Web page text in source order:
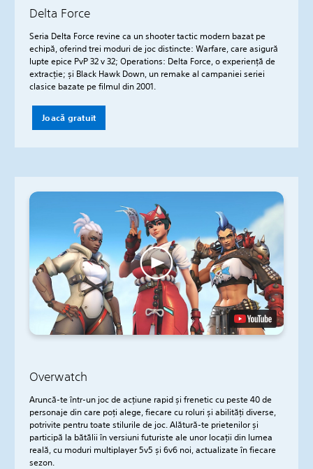
Delta Force
Seria Delta Force revine ca un shooter tactic modern bazat pe
echipă, oferind trei moduri de joc distincte: Warfare, care asigură
lupte epice PvP 32 v 32; Operations: Delta Force, o experiență de
extracție; și Black Hawk Down, un remake al campaniei seriei
clasice bazate pe filmul din 2001.
Joacă gratuit
Overwatch
Aruncă-te într-un joc de acțiune rapid și frenetic cu peste 40 de
personaje din care poți alege, fiecare cu roluri și abilități diverse,
potrivite pentru toate stilurile de joc. Alătură-te prietenilor și
participă la bătălii în versiuni futuriste ale unor locații din lumea
reală, cu moduri multiplayer 5v5 și 6v6 noi, actualizate în fiecare
sezon.